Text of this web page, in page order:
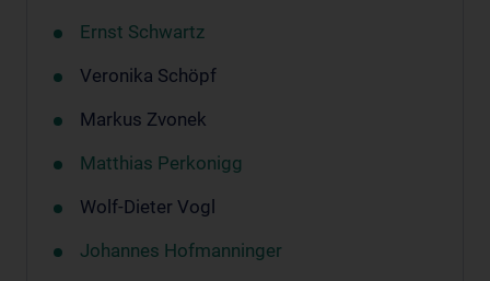
Ernst Schwartz
Veronika Schöpf
Markus Zvonek
Matthias Perkonigg
Wolf-Dieter Vogl
Johannes Hofmanninger